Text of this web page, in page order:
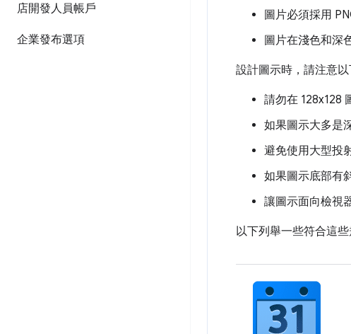
店開發人員帳戶
企業發布選項
圖片必須採用
圖片在淺色和深
設計圖示時，請注意以
請勿在 128x128
如果圖示大多是
避免使用大型投
如果圖示底部有
讓圖示面向檢視
以下列舉一些符合這些